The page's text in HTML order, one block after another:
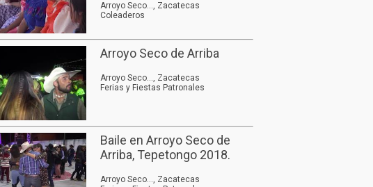
Arroyo Seco..., Zacatecas
Coleaderos
Arroyo Seco de Arriba
Arroyo Seco..., Zacatecas
Ferias y Fiestas Patronales
Baile en Arroyo Seco de
Arriba, Tepetongo 2018.
Arroyo Seco..., Zacatecas